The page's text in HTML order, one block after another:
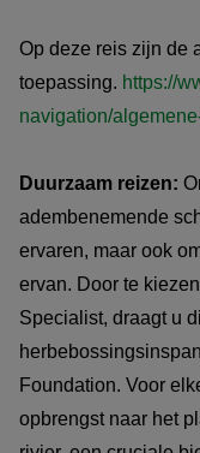
Op deze reis zijn de
toepassing. https://
navigation/
Duurzaam reizen:
adembenemende
ervaren, maar ook
ervan. Door te
Specialist, draagt u
Foundation. Voor
opbrengst naar het